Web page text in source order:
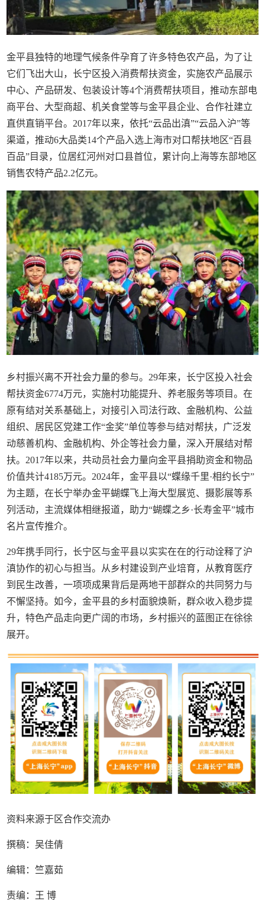
金平县独特的地理气候条件孕育了许多特色农产品，为了让
它们飞出大山，长宁区投入消费帮扶资金，实施农产品展示
中心、产品研发、包装设计等4个消费帮扶项目，推动东部电
商平台、大型商超、机关食堂等与金平县企业、合作社建立
直供直销平台。2017年以来，依托“云品出滇”“云品入沪”等
渠道，推动6大品类14个产品入选上海市对口帮扶地区“百县
百品”目录，位居红河州对口县首位，累计向上海等东部地区
销售农特产品2.2亿元。
乡村振兴离不开社会力量的参与。29年来，长宁区投入社会
帮扶资金6774万元，实施村功能提升、养老服务等项目。在
原有结对关系基础上，对接引入司法行政、金融机构、公益
组织、居民区党建工作“金奖”单位等参与结对帮扶，广泛发
动慈善机构、金融机构、外企等社会力量，深入开展结对帮
扶。2017年以来，共动员社会力量向金平县捐助资金和物品
价值共计4185万元。2024年，金平县以“蝶缘千里·相约长宁”
为主题，在长宁举办金平蝴蝶飞上海大型展览、摄影展等系
列活动，主流媒体相继报道，助力“蝴蝶之乡·长寿金平”城市
名片宣传推介。
29年携手同行，长宁区与金平县以实实在在的行动诠释了沪
滇协作的初心与担当。从乡村建设到产业培育，从教育医疗
到民生改善，一项项成果背后是两地干部群众的共同努力与
不懈坚持。如今，金平县的乡村面貌焕新，群众收入稳步提
升，特色产品走向更广阔的市场，乡村振兴的蓝图正在徐徐
展开。
资料来源于区合作交流办
撰稿：吴佳倩
编辑：竺嘉茹
责编：王 博